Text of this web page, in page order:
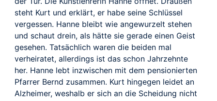
steht Kurt und erklärt, er habe seine Schlüssel
vergessen. Hanne bleibt wie angewurzelt stehen
und schaut drein, als hätte sie gerade einen Geist
gesehen. Tatsächlich waren die beiden mal
verheiratet, allerdings ist das schon Jahrzehnte
her. Hanne lebt inzwischen mit dem pensionierten
Pfarrer Bernd zusammen. Kurt hingegen leidet an
Alzheimer, weshalb er sich an die Scheidung nicht